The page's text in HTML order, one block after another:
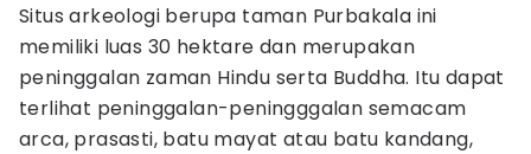
Situs arkeologi berupa taman Purbakala ini
memiliki luas 30 hektare dan merupakan
peninggalan zaman Hindu serta Buddha. Itu dapat
terlihat peninggalan-peningggalan semacam
arca, prasasti, batu mayat atau batu kandang,